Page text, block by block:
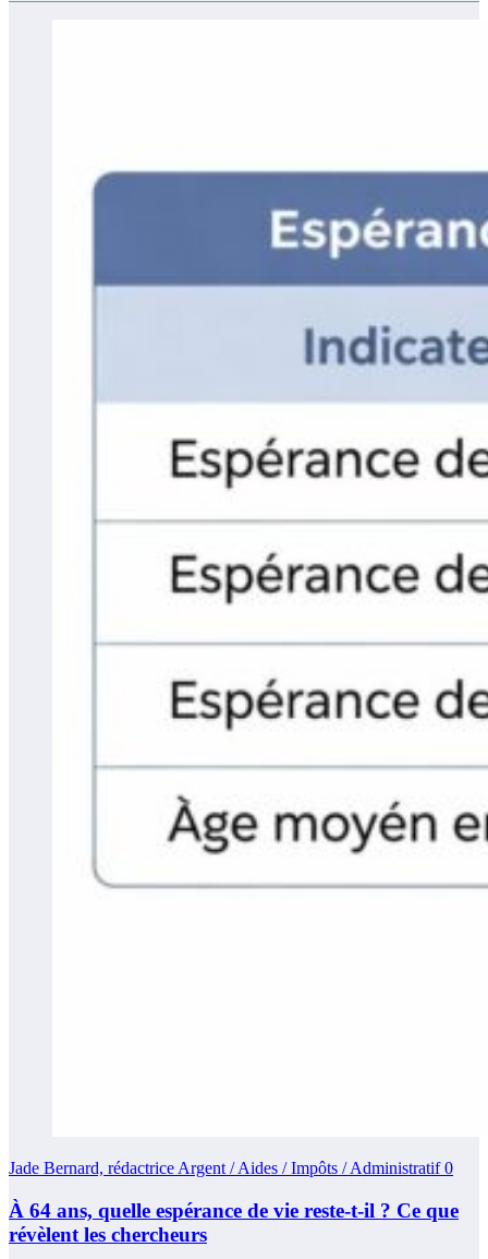
Jade Bernard, rédactrice Argent / Aides / Impôts / Administratif0
À 64 ans, quelle espérance de vie reste-t-il ? Ce que
révèlent les chercheurs